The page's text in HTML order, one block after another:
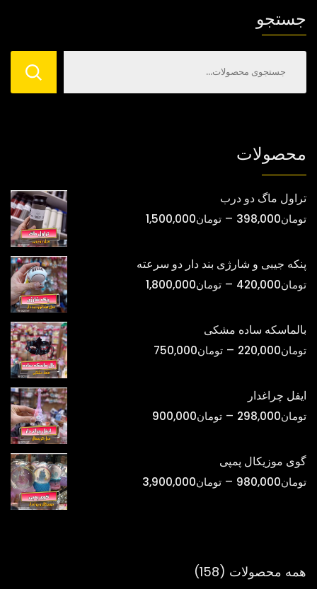
است
جستجو
محصولات
تراول ماگ دو درب
تومان398,000
– تومان1,500,000محدوده
پنکه جیبی و شارژی بند دار دو سرعته
تومان420,000
– تومان1,800,000محدوده
تومان420,000
بالماسکه ساده مشکی
تومان220,000
– تومان750,000
تومان750,000
ایفل چراغدار
تومان298,000
– تومان900,000
تومان900,000
گوی موزیکال پمپی
تومان980,000
– تومان3,900,000
همه محصولات
158
158